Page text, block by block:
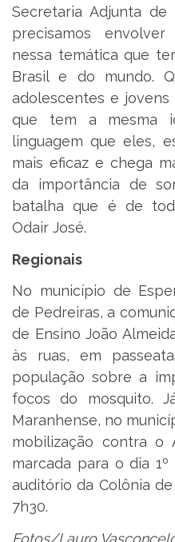
Secretaria Adjunta de
precisamos
nessa temática que
Brasil e do mundo.
adolescentes e
que tem a mesma
linguagem que eles,
mais eficaz e chega
da importância de
batalha que é de
Odair José.
Regionais
No município de
de Pedreiras, a
de Ensino João
às ruas, em
população sobre a
focos do mosquito.
Maranhense, no
mobilização contra o
marcada para o dia
auditório da Colônia
7h30.
Fotos/Lauro